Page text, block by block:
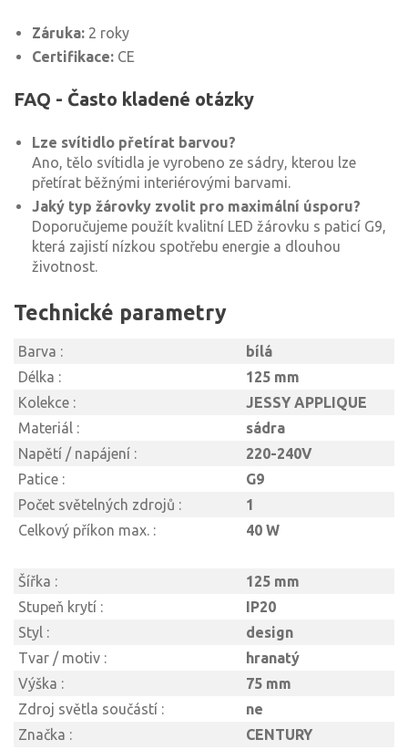
Záruka: 2 roky
Certifikace: CE
FAQ - Často kladené otázky
Lze svítidlo přetírat barvou?
Ano, tělo svítidla je vyrobeno ze sádry, kterou lze
přetírat běžnými interiérovými barvami.
Jaký typ žárovky zvolit pro maximální úsporu?
Doporučujeme použít kvalitní LED žárovku s paticí G9,
která zajistí nízkou spotřebu energie a dlouhou
životnost.
Technické parametry
Barva :
bílá
Délka :
125 mm
Kolekce :
JESSY APPLIQUE
Materiál :
sádra
Napětí / napájení :
220-240V
Patice :
G9
Počet světelných zdrojů :
1
Celkový příkon max. :
40 W
Šířka :
125 mm
Stupeň krytí :
IP20
Styl :
design
Tvar / motiv :
hranatý
Výška :
75 mm
Zdroj světla součástí :
ne
Značka :
CENTURY